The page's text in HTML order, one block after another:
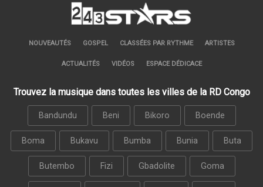
NOUVEAUTÉS GOSPEL CLASSÉES PAR RYTHME ARTISTES
ACTUALITÉS VIDÉOS ESPACE DÉDICACE
Trouvez la musique dans toutes les villes de la RD Congo
Bandundu Beni Bikoro Boende
Boma Bukavu Bumba Bunia Buta
Butembo Fizi Gbadolite Goma